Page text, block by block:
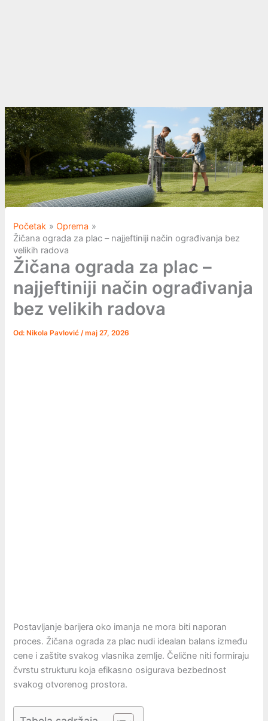
Početak
Oprema
Žičana ograda za plac – najjeftiniji način ograđivanja bez
velikih radova
Žičana ograda za plac –
najjeftiniji način ograđivanja
bez velikih radova
Od: Nikola Pavlović/maj 27, 2026
Postavljanje barijera oko imanja ne mora biti naporan
proces. Žičana ograda za plac nudi idealan balans između
cene i zaštite svakog vlasnika zemlje. Čelične niti formiraju
čvrstu strukturu koja efikasno osigurava bezbednost
svakog otvorenog prostora.